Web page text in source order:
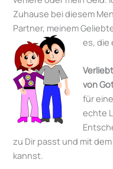
Zuhause bei diesem
Partner, meinem
es, die
von
für
echte
zu Dir passt und mit
kannst.